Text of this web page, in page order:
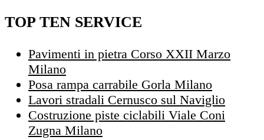
TOP TEN SERVICE
Pavimenti in pietra Corso XXII Marzo
Milano
Posa rampa carrabile Gorla Milano
Lavori stradali Cernusco sul Naviglio
Costruzione piste ciclabili Viale Coni
Zugna Milano